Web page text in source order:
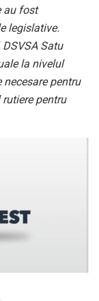
au fost
legislative.
Satu
la nivelul
pentru
pentru